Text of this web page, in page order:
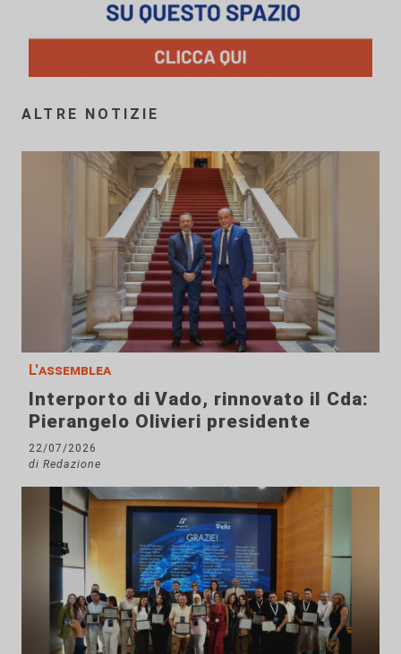
ALTRE NOTIZIE
L'assemblea
Interporto di Vado, rinnovato il Cda:
Pierangelo Olivieri presidente
22/07/2026
di Redazione